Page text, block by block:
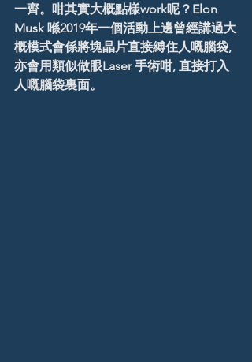
一齊。咁其實大概點樣work呢？Elon
Musk 喺2019年一個活動上邊曾經講過大
概模式會係將塊晶片直接縛住人嘅腦袋,
亦會用類似做眼Laser 手術咁, 直接打入
人嘅腦袋裏面。